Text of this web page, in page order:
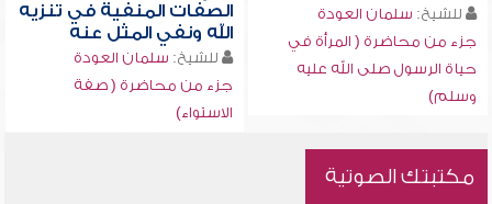
للشيخ: سلمان العودة
جزء من محاضرة ( المرأة في
حياة الرسول صلى الله عليه
وسلم)
الصفات المنفية في تنزيه
الله ونفي المثل عنه
للشيخ: سلمان العودة
جزء من محاضرة ( صفة
الاستواء)
مكتبتك الصوتية